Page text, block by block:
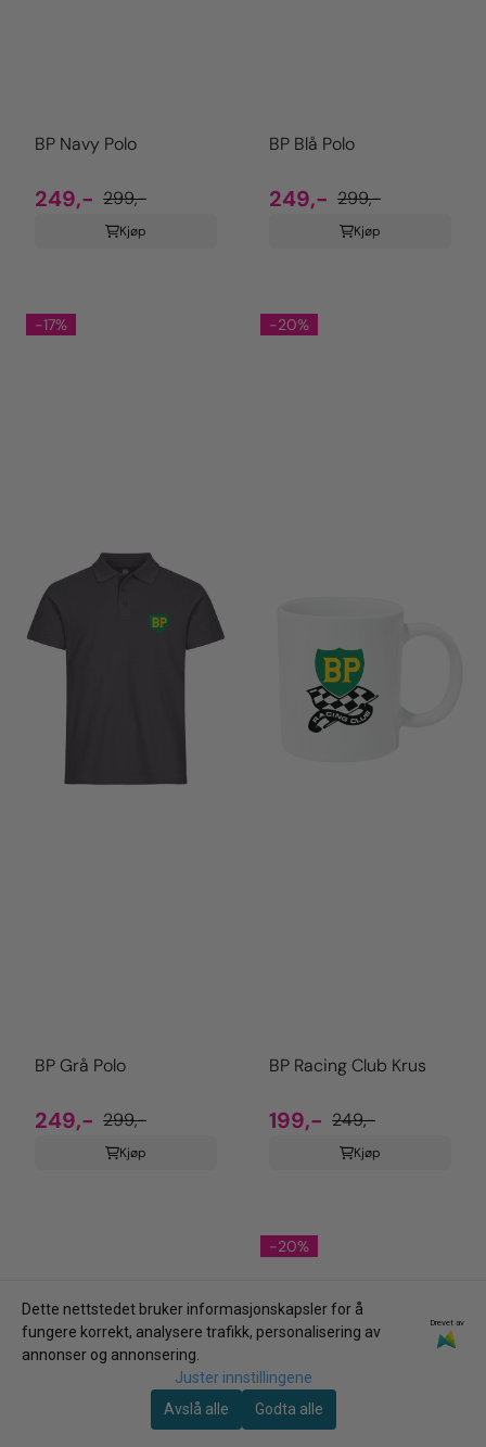
BP Navy Polo
249,- 299,-
Kjøp
BP Blå Polo
249,- 299,-
Kjøp
-17%
BP Grå Polo
249,- 299,-
Kjøp
-20%
BP Racing Club Krus
199,- 249,-
Kjøp
-20%
Dette nettstedet bruker informasjonskapsler for å
fungere korrekt, analysere trafikk, personalisering av
annonser og annonsering.
Drevet av
Juster innstillingene
Avslå alle
Godta alle